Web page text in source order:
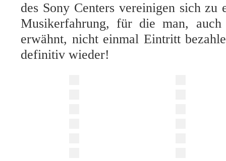
des Sony Centers vereinigen sich zu
Musikerfahrung, für die man,
erwähnt, nicht einmal Eintritt
definitiv wieder!